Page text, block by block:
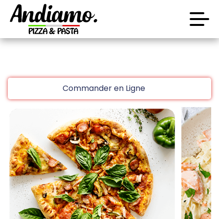
Accueil
Avis
Appelez-nous
C.G.V
Mentions Légales
Mon Compte
Nous Trouver
Commander en Ligne
code promo [PLATINIUM] valable 5 jours
Aujourd’hui 16:30
10 € de réduction à partir de 45 € d’achat sur
www.platinium.fr
code promo [PLATINIUM] valable 5 jours
Aujourd’hui 16:30
Laissez vous tenter!!
10 € de réduction à partir de 45 € d’achat sur
www.platinium.fr
code promo [PLATINIUM] valable 5 jours
Aujourd’hui 16:30